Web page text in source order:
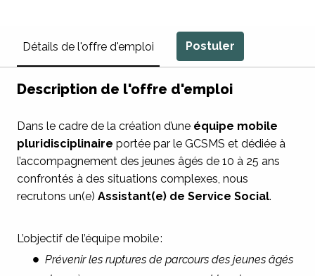
Détails de l'offre d'emploi Postuler
Description de l'offre d'emploi
Dans le cadre de la création d’une équipe mobile
pluridisciplinaire portée par le GCSMS et dédiée à
l’accompagnement des jeunes âgés de 10 à 25 ans
confrontés à des situations complexes, nous
recrutons un(e) Assistant(e) de Service Social.
L’objectif de l’équipe mobile :
Prévenir les ruptures de parcours des jeunes âgés